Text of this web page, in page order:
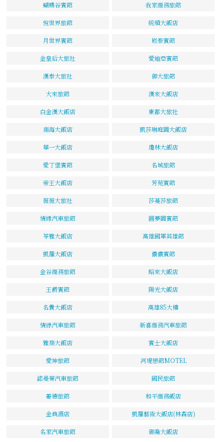
蝴蝶谷賓館 我家商務旅館
悅世界旅館 統順大飯店
月世界賓館 崧泰賓館
金皇后大旅社 愛迪亞賓館
漢泰大旅社 御大旅館
大來旅館 漢來大飯店
白金漢大飯店 東都大旅社
南海大飯店 凱莎琳庭園大飯店
華一大飯店 瓊林大飯店
愛丁堡賓館 名城旅館
帝王大飯店 芳苑賓館
薇薇大旅社 莎蔓莎旅館
情緣汽車旅館 圓夢園賓館
苓雅大飯店 高雄國軍英雄館
凱羅大飯店 儂儂賓館
金谷商務旅館 昭來大飯店
王爵賓館 陽光大飯店
名貴大飯店 高雄85大樓
情綠汽車旅館 新喜商務汽車旅館
雅築大飯店 賓士大飯店
愛神旅館 河堤戀館MOTEL
諾曼蒂汽車旅館 國民旅館
哥德旅館 和平商務飯店
金典酒店 凱羅藝術大飯店(林森店)
名家汽車旅館 御喬大飯店